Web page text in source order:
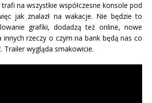
na wszystkie współczesne konsole pod
jak znalazł na wakacje. Nie będzie to
grafiki, dodadzą też online, nowe
innych rzeczy o czym na bank będą nas co
Trailer wygląda smakowicie.